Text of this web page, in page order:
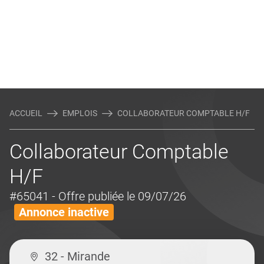
ACCUEIL EMPLOIS COLLABORATEUR COMPTABLE H/F
Collaborateur Comptable
H/F
#65041 - Offre publiée le 09/07/26
Annonce inactive
32 - Mirande